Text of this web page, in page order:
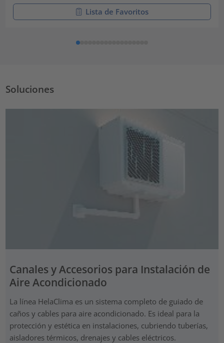
Lista de Favoritos
Soluciones
Canales y Accesorios para Instalación de
Aire Acondicionado
La línea HelaClima es un sistema completo de guiado de
caños y cables para aire acondicionado. Es ideal para la
protección y estética en instalaciones, cubriendo tuberías,
aisladores térmicos, drenajes y cables eléctricos.